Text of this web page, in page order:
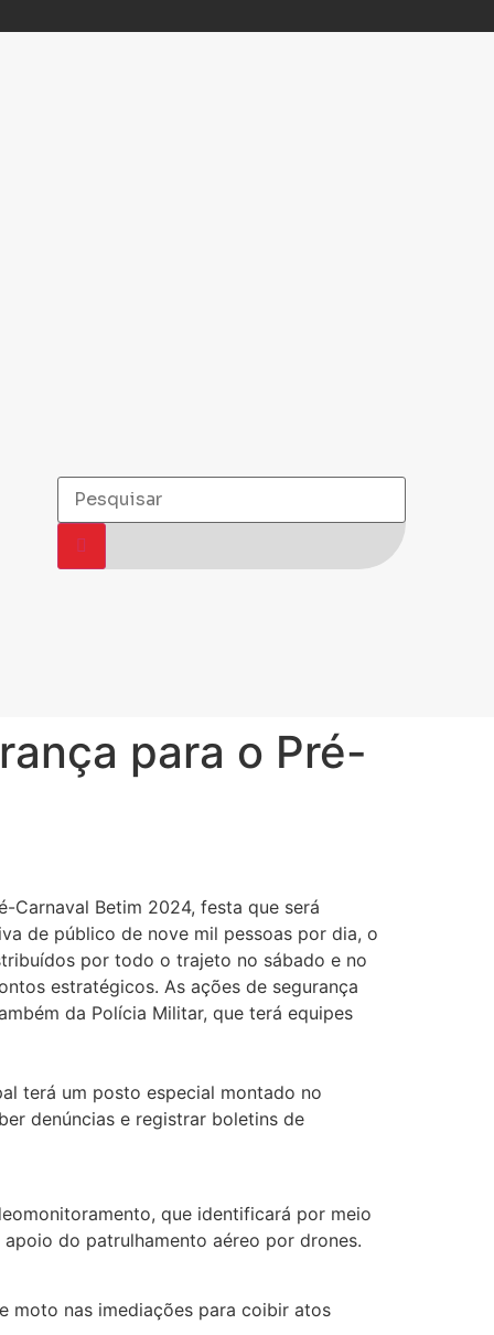
para o Pré-
Carnaval Betim 2024, festa que será
de público de nove mil pessoas por dia, o
por todo o trajeto no sábado e no
estratégicos. As ações de segurança
da Polícia Militar, que terá equipes
terá um posto especial montado no
denúncias e registrar boletins de
que identificará por meio
do patrulhamento aéreo por drones.
moto nas imediações para coibir atos